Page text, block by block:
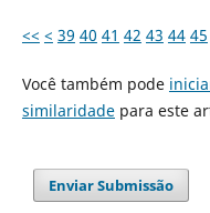
<< < 39 40 41 42 43 44 45
Você também pode
similaridadepara este
Enviar Submissão